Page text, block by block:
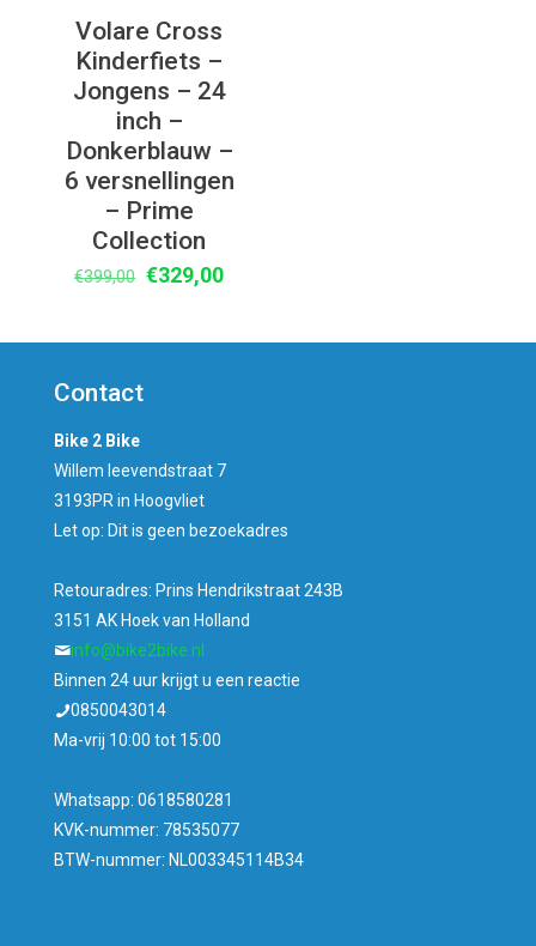
Volare Cross
Kinderfiets –
Jongens – 24
inch –
Donkerblauw –
6 versnellingen
– Prime
Collection
€399,00 Oorspronkelijke
€329,00Huidige
Contact
Bike 2 Bike
Willem leevendstraat 7
3193PR in Hoogvliet
Let op: Dit is geen bezoekadres
Retouradres: Prins Hendrikstraat 243B
3151 AK Hoek van Holland
info@bike2bike.nl
Binnen 24 uur krijgt u een reactie
0850043014
Ma-vrij 10:00 tot 15:00
Whatsapp: 0618580281
KVK-nummer: 78535077
BTW-nummer: NL003345114B34